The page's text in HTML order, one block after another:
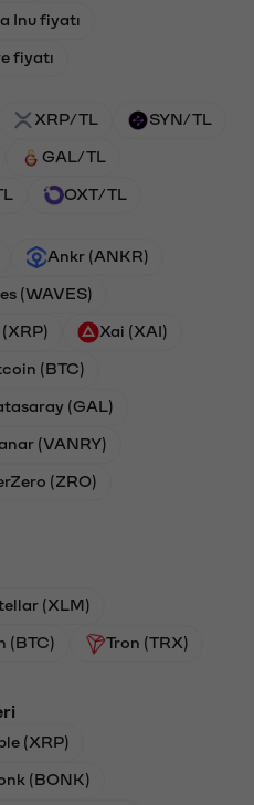
Inu fiyatı
fiyatı
XRP/TL SYN/TL
GAL/TL
OXT/TL
Ankr (ANKR)
(WAVES)
Xai (XAI)
(BTC)
(GAL)
(VANRY)
(ZRO)
(XLM)
(BTC) Tron (TRX)
(XRP)
(BONK)